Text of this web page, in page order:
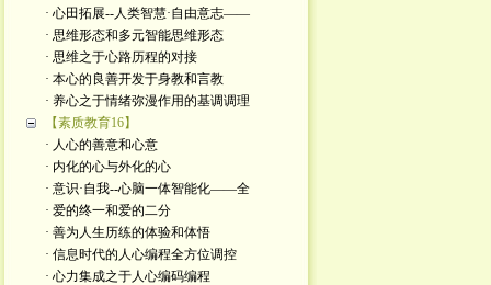
· 心田拓展--人类智慧·自由意志——
· 思维形态和多元智能思维形态
· 思维之于心路历程的对接
· 本心的良善开发于身教和言教
· 养心之于情绪弥漫作用的基调调理
【素质教育16】
· 人心的善意和心意
· 内化的心与外化的心 ​
· 意识·自我--心脑一体智能化——全
· 爱的终一和爱的二分
· 善为人生历练的体验和体悟
· 信息时代的人心编程全方位调控
· 心力集成之于人心编码编程